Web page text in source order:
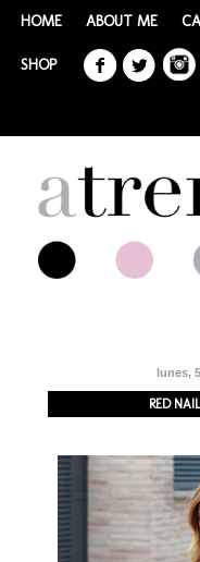
HOME ABOUT ME
SHOP
lunes,
RED